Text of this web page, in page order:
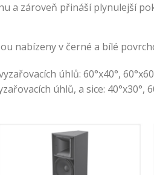
a zároveň přináší plynulejší
nabízeny v černé a bílé
úhlů: 60°x40°,
úhlů, a sice: 40°x30°,